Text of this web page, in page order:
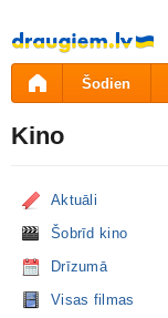
Pāriet
uz
saturu
Šodien
Kino
Aktuāli
Šobrīd kino
Drīzumā
Visas filmas